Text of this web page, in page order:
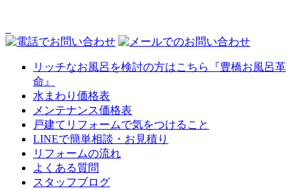
リッチなお風呂を検討の方はこちら『豊橋お風呂革
命』
水まわり価格表
メンテナンス価格表
戸建てリフォームで気をつけること
LINEで簡単相談・お見積り
リフォームの流れ
よくある質問
スタッフブログ